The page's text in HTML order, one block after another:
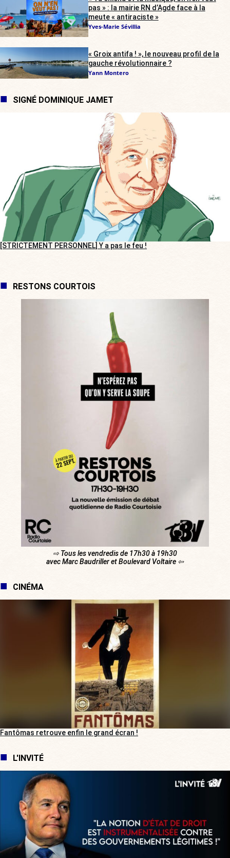
pas » : la mairie RN d’Agde face à la
meute « antiraciste »
Yves-Marie Sévillia
« Groix antifa ! », le nouveau profil de la
gauche révolutionnaire ?
Yann Montero
SIGNÉ DOMINIQUE JAMET
[STRICTEMENT PERSONNEL] Y a pas le feu !
RESTONS COURTOIS
⇨ Tous les vendredis de 17h30 à 19h30
avec Marc Baudriller et Boulevard Voltaire ⇦
CINÉMA
Fantômas retrouve enfin le grand écran !
L'INVITÉ